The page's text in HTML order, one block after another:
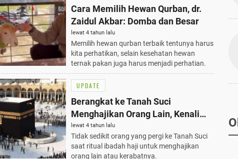
Cara Memilih Hewan Qurban, dr.
Zaidul Akbar: Domba dan Besar
lewat 4 tahun lalu
Memilih hewan qurban terbaik tentunya harus
kita perhatikan, selain kesehatan hewan
ternak pakan juga harus menjadi perhatian.
UPDATE
Berangkat ke Tanah Suci
Menghajikan Orang Lain, Kenali
Syaratnya
lewat 4 tahun lalu
Tidak sedikit orang yang pergi ke Tanah Suci
saat ritual ibadah haji untuk menghajikan
orang lain atau kerabatnya.